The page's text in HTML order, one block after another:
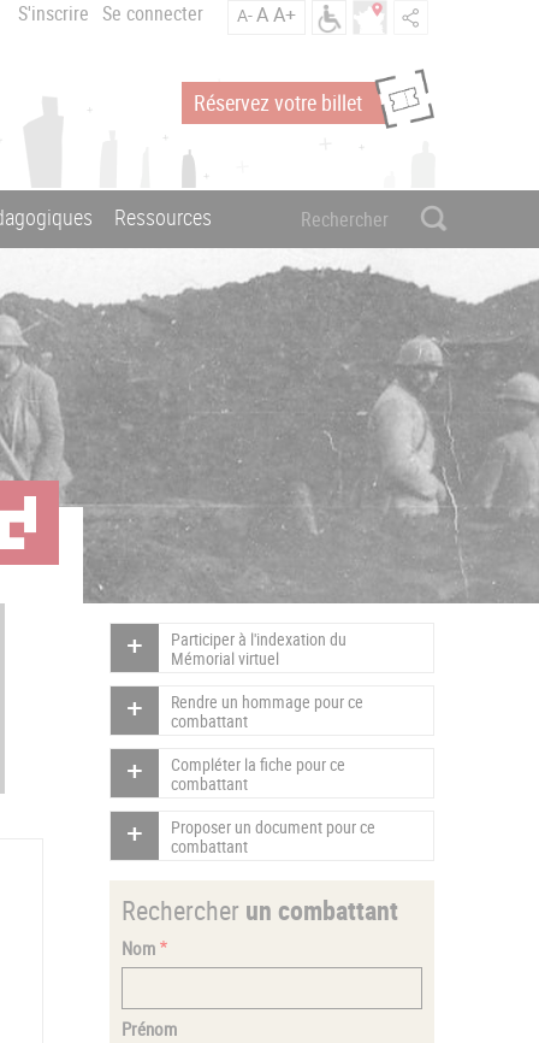
S'inscrire Se connecter A-AA+
Réservez votre billet
Ressources
Participer à l'indexation du
Mémorial virtuel
Rendre un hommage pour ce
combattant
Compléter la fiche pour ce
combattant
Proposer un document pour ce
combattant
Rechercher un combattant
Nom
Prénom